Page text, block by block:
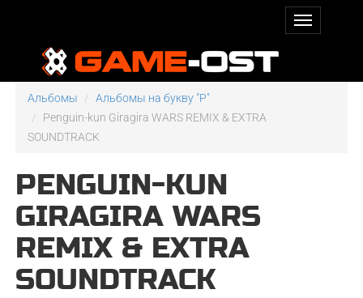
Альбомы
Альбомы на букву "P"
Penguin-kun Giragira WARS REMIX & EXTRA
SOUNDTRACK
PENGUIN-KUN
GIRAGIRA WARS
REMIX & EXTRA
SOUNDTRACK